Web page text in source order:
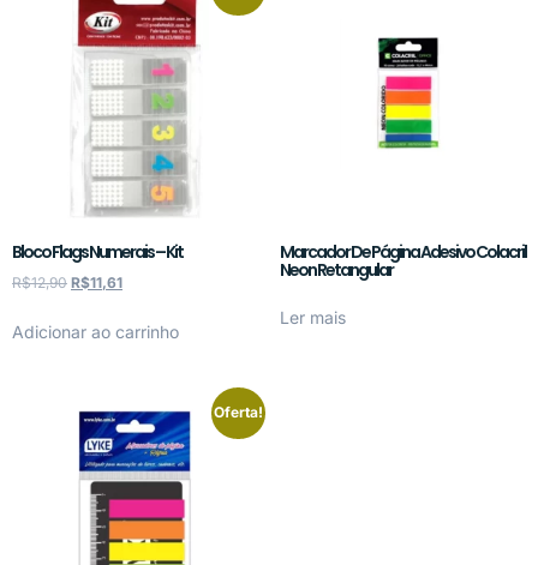
Bloco Flags Numerais – Kit
R$12,90 R$11,61
Adicionar ao carrinho
Marcador De Página Adesivo Colacril
Neon Retangular
Ler mais
Oferta!